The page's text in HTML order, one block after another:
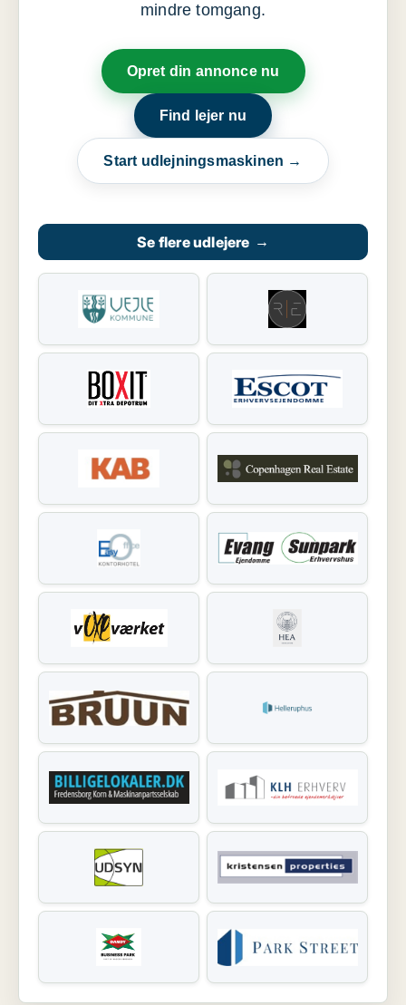
mindre tomgang.
Opret din annonce nu
Find lejer nu
Start udlejningsmaskinen →
Se flere udlejere →